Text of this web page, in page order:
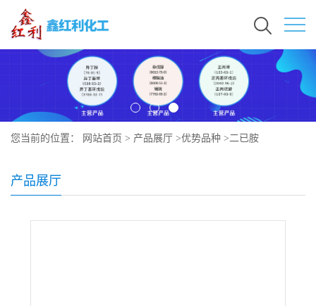
您当前的位置： 网站首页 > 产品展厅 >优势品种 >二已胺
产品展厅